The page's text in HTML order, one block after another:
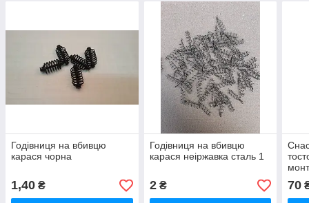
Годівниця на вбивцю
карася чорна
1,40 ₴
Годівниця на вбивцю
карася неіржавка сталь 1
2₴ 70